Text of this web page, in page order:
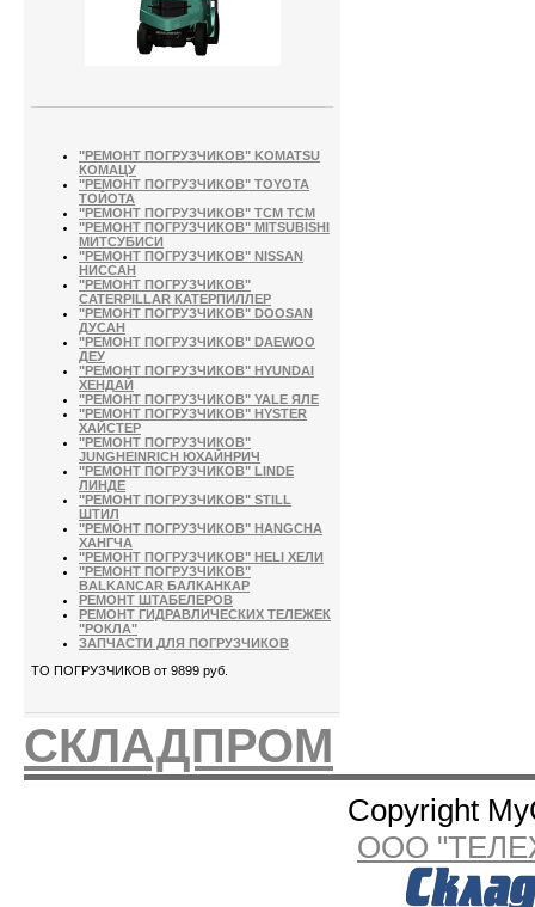
"РЕМОНТ ПОГРУЗЧИКОВ" KOMATSU
КОМАЦУ
"РЕМОНТ ПОГРУЗЧИКОВ" TOYOTA
ТОЙОТА
"РЕМОНТ ПОГРУЗЧИКОВ" TCM ТСМ
"РЕМОНТ ПОГРУЗЧИКОВ" MITSUBISHI
МИТСУБИСИ
"РЕМОНТ ПОГРУЗЧИКОВ" NISSAN
НИССАН
"РЕМОНТ ПОГРУЗЧИКОВ"
CATERPILLAR КАТЕРПИЛЛЕР
"РЕМОНТ ПОГРУЗЧИКОВ" DOOSAN
ДУСАН
"РЕМОНТ ПОГРУЗЧИКОВ" DAEWOO
ДЕУ
"РЕМОНТ ПОГРУЗЧИКОВ" HYUNDAI
ХЕНДАЙ
"РЕМОНТ ПОГРУЗЧИКОВ" YALE ЯЛЕ
"РЕМОНТ ПОГРУЗЧИКОВ" HYSTER
ХАЙСТЕР
"РЕМОНТ ПОГРУЗЧИКОВ"
JUNGHEINRICH ЮХАЙНРИЧ
"РЕМОНТ ПОГРУЗЧИКОВ" LINDE
ЛИНДЕ
"РЕМОНТ ПОГРУЗЧИКОВ" STILL
ШТИЛ
"РЕМОНТ ПОГРУЗЧИКОВ" HANGCHA
ХАНГЧА
"РЕМОНТ ПОГРУЗЧИКОВ" HELI ХЕЛИ
"РЕМОНТ ПОГРУЗЧИКОВ"
BALKANCAR БАЛКАНКАР
РЕМОНТ ШТАБЕЛЕРОВ
РЕМОНТ ГИДРАВЛИЧЕСКИХ ТЕЛЕЖЕК
"РОКЛА"
ЗАПЧАСТИ ДЛЯ ПОГРУЗЧИКОВ
ТО ПОГРУЗЧИКОВ от 9899 руб.
СКЛАДПРОМ
Copyright
ООО